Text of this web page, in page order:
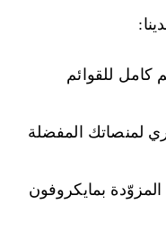
كامل للقوائم
لمنصاتك المفضلة
المزوّدة بمايكروفون